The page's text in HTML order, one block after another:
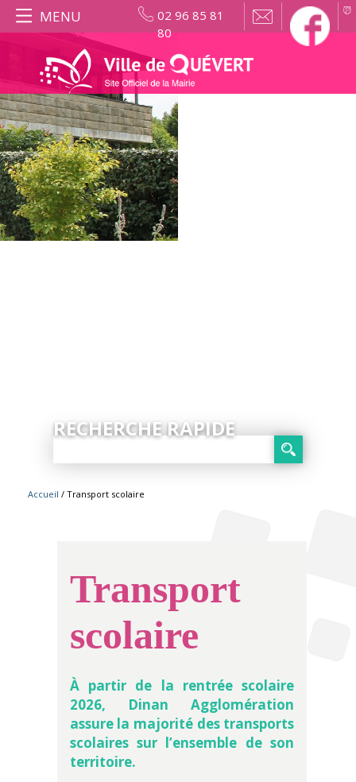
02 96 85 81
80
MENU
RECHERCHE RAPIDE
Accueil / Transport scolaire
Transport
scolaire
À partir de la rentrée scolaire
2026, Dinan Agglomération
assure la majorité des transports
scolaires sur l’ensemble de son
territoire.